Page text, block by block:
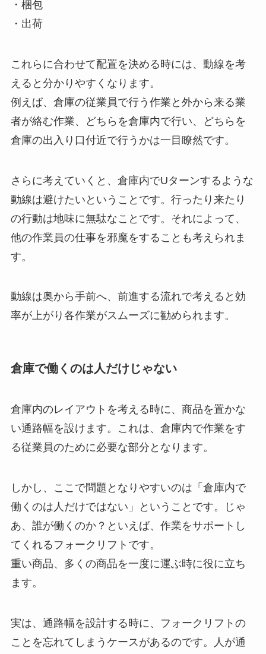
・梱包
・出荷
これらに合わせて配置を決める時には、動線を考
えると分かりやすくなります。
例えば、倉庫の従業員で行う作業と外から来る業
者が絡む作業、どちらを倉庫内で行い、どちらを
倉庫の出入り口付近で行うかは一目瞭然です。
さらに考えていくと、倉庫内でUターンするような
動線は避けたいということです。行ったり来たり
の行動は地味に無駄なことです。それによって、
他の作業員の仕事を邪魔をすることも考えられま
す。
動線は奥から手前へ、前進する流れで考えると効
率が上がり各作業がスムーズに勧められます。
倉庫で働くのは人だけじゃない
倉庫内のレイアウトを考える時に、商品を置かな
い通路幅を設けます。これは、倉庫内で作業をす
る従業員のために必要な部分となります。
しかし、ここで問題となりやすいのは「倉庫内で
働くのは人だけではない」ということです。じゃ
あ、誰が働くのか？といえば、作業をサポートし
てくれるフォークリフトです。
重い商品、多くの商品を一度に運ぶ時に役に立ち
ます。
実は、通路幅を設計する時に、フォークリフトの
ことを忘れてしまうケースがあるのです。人が通